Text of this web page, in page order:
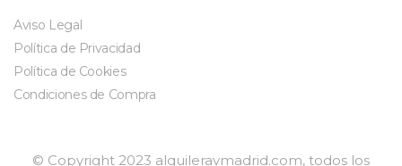
Aviso Legal
Política de Privacidad
Política de Cookies
Condiciones de Compra
© Copyright 2023 alquileravmadrid.com, todos los